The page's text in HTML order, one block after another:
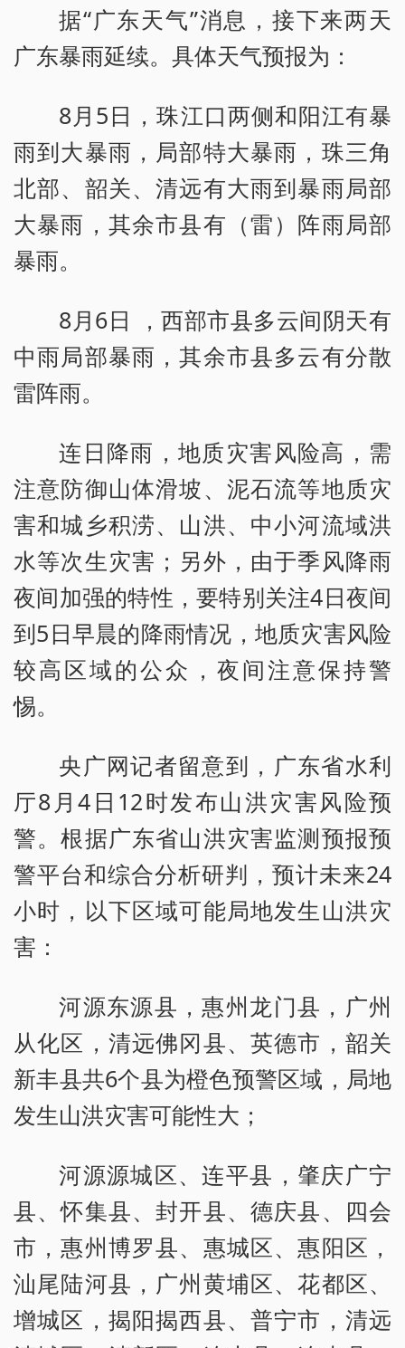
据“广东天气”消息，接下来两天
广东暴雨延续。具体天气预报为：
8月5日，珠江口两侧和阳江有暴
雨到大暴雨，局部特大暴雨，珠三角
北部、韶关、清远有大雨到暴雨局部
大暴雨，其余市县有（雷）阵雨局部
暴雨。
8月6日 ，西部市县多云间阴天有
中雨局部暴雨，其余市县多云有分散
雷阵雨。
连日降雨，地质灾害风险高，需
注意防御山体滑坡、泥石流等地质灾
害和城乡积涝、山洪、中小河流域洪
水等次生灾害；另外，由于季风降雨
夜间加强的特性，要特别关注4日夜间
到5日早晨的降雨情况，地质灾害风险
较高区域的公众，夜间注意保持警
惕。
央广网记者留意到，广东省水利
厅8月4日12时发布山洪灾害风险预
警。根据广东省山洪灾害监测预报预
警平台和综合分析研判，预计未来24
小时，以下区域可能局地发生山洪灾
害：
河源东源县，惠州龙门县，广州
从化区，清远佛冈县、英德市，韶关
新丰县共6个县为橙色预警区域，局地
发生山洪灾害可能性大；
河源源城区、连平县，肇庆广宁
县、怀集县、封开县、德庆县、四会
市，惠州博罗县、惠城区、惠阳区，
汕尾陆河县，广州黄埔区、花都区、
增城区，揭阳揭西县、普宁市，清远